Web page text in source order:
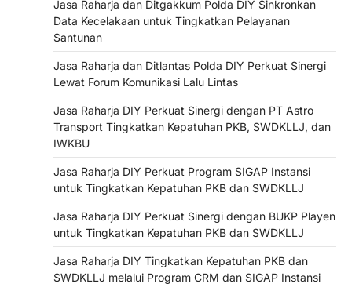
Jasa Raharja dan Ditgakkum Polda DIY Sinkronkan
Data Kecelakaan untuk Tingkatkan Pelayanan
Santunan
Jasa Raharja dan Ditlantas Polda DIY Perkuat Sinergi
Lewat Forum Komunikasi Lalu Lintas
Jasa Raharja DIY Perkuat Sinergi dengan PT Astro
Transport Tingkatkan Kepatuhan PKB, SWDKLLJ, dan
IWKBU
Jasa Raharja DIY Perkuat Program SIGAP Instansi
untuk Tingkatkan Kepatuhan PKB dan SWDKLLJ
Jasa Raharja DIY Perkuat Sinergi dengan BUKP Playen
untuk Tingkatkan Kepatuhan PKB dan SWDKLLJ
Jasa Raharja DIY Tingkatkan Kepatuhan PKB dan
SWDKLLJ melalui Program CRM dan SIGAP Instansi